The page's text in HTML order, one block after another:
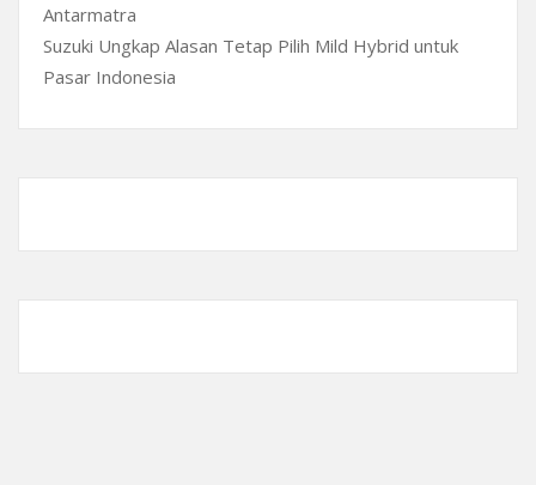
Antarmatra
Suzuki Ungkap Alasan Tetap Pilih Mild Hybrid untuk
Pasar Indonesia